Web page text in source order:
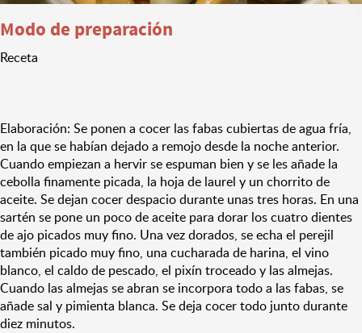
Modo de preparación
Receta
Elaboración: Se ponen a cocer las fabas cubiertas de agua fría,
en la que se habían dejado a remojo desde la noche anterior.
Cuando empiezan a hervir se espuman bien y se les añade la
cebolla finamente picada, la hoja de laurel y un chorrito de
aceite. Se dejan cocer despacio durante unas tres horas. En una
sartén se pone un poco de aceite para dorar los cuatro dientes
de ajo picados muy fino. Una vez dorados, se echa el perejil
también picado muy fino, una cucharada de harina, el vino
blanco, el caldo de pescado, el pixín troceado y las almejas.
Cuando las almejas se abran se incorpora todo a las fabas, se
añade sal y pimienta blanca. Se deja cocer todo junto durante
diez minutos.